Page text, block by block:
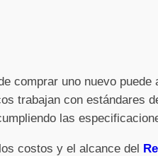
comprar uno nuevo
trabajan con estándares
las
costos y el alcance del